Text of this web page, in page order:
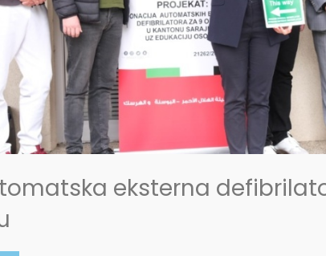
eksterna